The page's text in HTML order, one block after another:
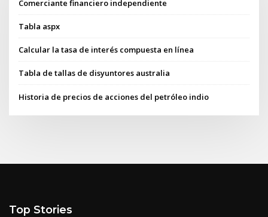
Comerciante financiero independiente
Tabla aspx
Calcular la tasa de interés compuesta en línea
Tabla de tallas de disyuntores australia
Historia de precios de acciones del petróleo indio
Top Stories